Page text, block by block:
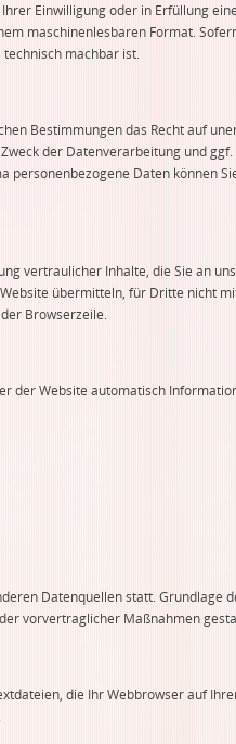
Einwilligung oder in Erfüllung
maschinenlesbaren Format.
machbar ist.
Bestimmungen das Recht auf
der Datenverarbeitung und
personenbezogene Daten können
vertraulicher Inhalte, die Sie an
übermitteln, für Dritte nicht
Browserzeile.
der Website automatisch
Datenquellen statt. Grundlage
vorvertraglicher Maßnahmen
die Ihr Webbrowser auf